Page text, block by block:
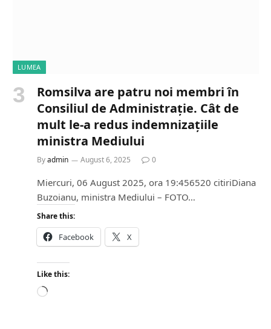
LUMEA
Romsilva are patru noi membri în
Consiliul de Administrație. Cât de
mult le-a redus indemnizațiile
ministra Mediului
Byadmin August 6, 2025 0
Miercuri, 06 August 2025, ora 19:456520 citiriDiana
Buzoianu, ministra Mediului – FOTO…
Share this:
Facebook X
Like this:
L